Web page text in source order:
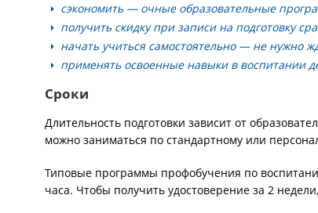
сэкономить — очные образовательные
получить скидку при записи на подготовку
начать учиться самостоятельно — не нужно
применять освоенные навыки в воспитании
Сроки
Длительность подготовки зависит от
можно заниматься по стандартному или
Типовые программы профобучения по
часа. Чтобы получить удостоверение за 2